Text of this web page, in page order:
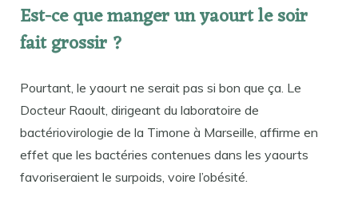
Est-ce que manger un yaourt le soir
fait grossir ?
Pourtant, le yaourt ne serait pas si bon que ça. Le
Docteur Raoult, dirigeant du laboratoire de
bactériovirologie de la Timone à Marseille, affirme en
effet que les bactéries contenues dans les yaourts
favoriseraient le surpoids, voire l’obésité.